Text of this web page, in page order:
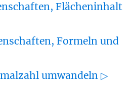
Flächeninhalt
Formeln und
umwandeln ▷